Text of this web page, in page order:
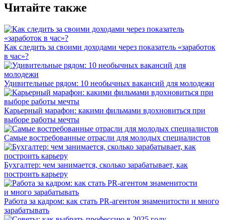
Читайте также
Как следить за своими доходами через показатель «заработок
в час»?
Удивительные рядом: 10 необычных вакансий для молодежи
Карьерный марафон: какими фильмами вдохновиться при
выборе работы мечты
Самые востребованные отрасли для молодых специалистов
Бухгалтер: чем занимается, сколько зарабатывает, как
построить карьеру
Работа за кадром: как стать PR-агентом знаменитости и много
зарабатывать